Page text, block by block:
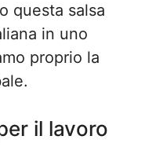
questa salsa
in uno
proprio la
il lavoro